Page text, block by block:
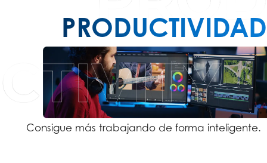
PRODUCTIVIDAD
Consigue más trabajando de forma inteligente.